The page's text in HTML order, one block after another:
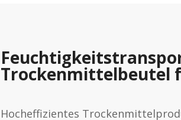
Trockenmittelbeutel
Hocheffizientes